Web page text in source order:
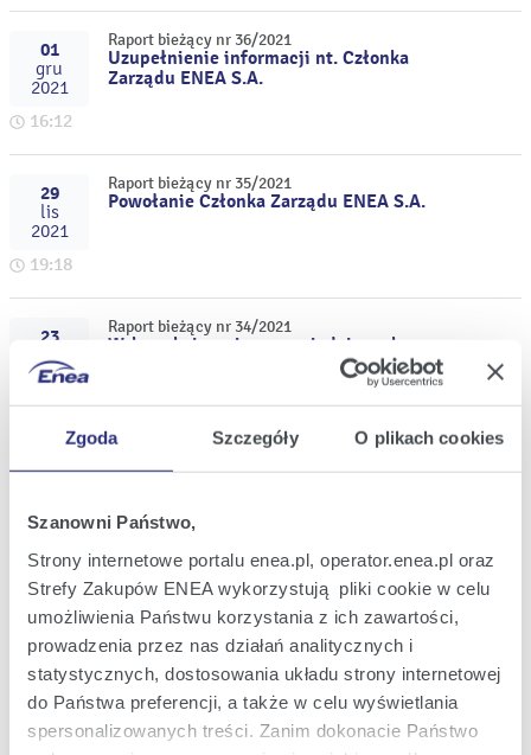
Zgoda Szczegóły O plikach cookies
Szanowni Państwo,
Strony internetowe portalu enea.pl, operator.enea.pl oraz
Strefy Zakupów ENEA wykorzystują pliki cookie w celu
umożliwienia Państwu korzystania z ich zawartości,
prowadzenia przez nas działań analitycznych i
statystycznych, dostosowania układu strony internetowej
do Państwa preferencji, a także w celu wyświetlania
spersonalizowanych treści. Zanim dokonacie Państwo
01
gru
2021
16:12
Raport bieżący nr 36/2021
Uzupełnienie informacji nt. Członka
Zarządu ENEA S.A.
29
lis
2021
19:18
Raport bieżący nr 35/2021
Powołanie Członka Zarządu ENEA S.A.
23
lis
2021
14:12
Raport bieżący nr 34/2021
Wykaz akcjonariuszy posiadających co
najmniej 5% liczby głosów na
Nadzwyczajnym Walnym Zgromadzeniu
ENEA S.A. w dniu 18 listopada 2021 roku
18
2021
19:01
Raport bieżący nr 33/2021
18
lis
2021
18:36
Raport bieżący nr 32/2021
Treść uchwał podjętych przez
Nadzwyczajne Walne Zgromadzenie ENEA
S.A. w dniu 18 listopada 2021 roku